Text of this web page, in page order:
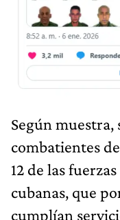
Según muestra,
combatientes
12 de las
cubanas, que
cumplían